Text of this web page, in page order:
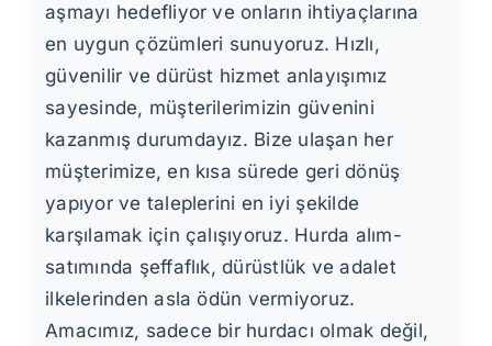
aşmayı hedefliyor ve onların ihtiyaçlarına
en uygun çözümleri sunuyoruz. Hızlı,
güvenilir ve dürüst hizmet anlayışımız
sayesinde, müşterilerimizin güvenini
kazanmış durumdayız. Bize ulaşan her
müşterimize, en kısa sürede geri dönüş
yapıyor ve taleplerini en iyi şekilde
karşılamak için çalışıyoruz. Hurda alım-
satımında şeffaflık, dürüstlük ve adalet
ilkelerinden asla ödün vermiyoruz.
Amacımız, sadece bir hurdacı olmak değil,